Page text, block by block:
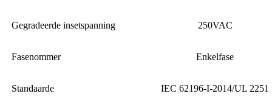
Gegradeerde insetspanning 250VAC
Fasenommer Enkelfase
Standaarde IEC 62196-I-2014/UL 2251